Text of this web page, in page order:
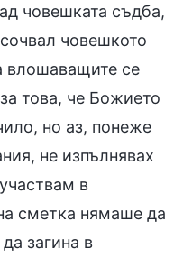
човешката съдба,
човешкото
влошаващите се
това, че Божието
но аз, понеже
не изпълнявах
в
сметка нямаше да
загина в